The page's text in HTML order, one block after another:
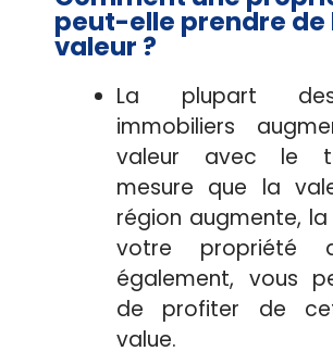
peut-elle prendre de
valeur ?
La plupart
immobiliers
valeur avec le
mesure que la
région augmente,
votre propriété
également, vous
de profiter de
value.